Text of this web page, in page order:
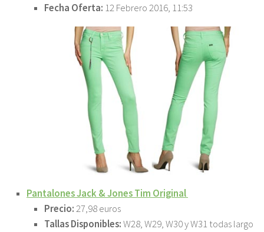
Fecha Oferta: 12 Febrero 2016, 11:53
Pantalones Jack & Jones Tim Original
Precio:27,98 euros
Tallas Disponibles:W28, W29, W30 y W31 todas largo